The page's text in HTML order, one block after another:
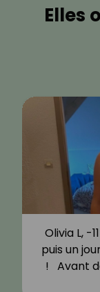
Elles
Olivia L, -
puis un
! Avant